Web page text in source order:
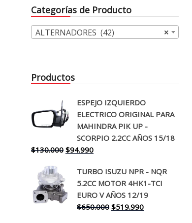
Categorías de Producto
×
ALTERNADORES (42)
Productos
ESPEJO IZQUIERDO
ELECTRICO ORIGINAL PARA
MAHINDRA PIK UP -
SCORPIO 2.2CC AÑOS 15/18
$130.000 El
original
era:
$130.000.
$94.990El
actual
es:
$94.990.
TURBO ISUZU NPR - NQR
5.2CC MOTOR 4HK1-TCI
EURO V AÑOS 12/19
$650.000 El
$519.990El